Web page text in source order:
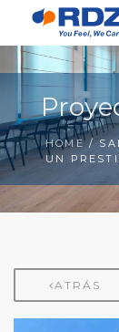
HOME/
UN
ATRÁS